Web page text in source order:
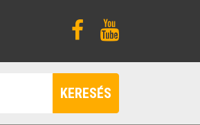
KERESÉS